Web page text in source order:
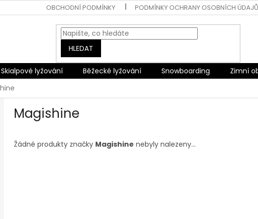
OBCHODNÍ PODMÍNKY PODMÍNKY OCHRANY OSOBNÍCH ÚDAJŮ
HLEDAT
Skialpové lyžování Běžecké lyžování Snowboarding Zimní
Magishine
Žádné produkty značky Magishine nebyly nalezeny...